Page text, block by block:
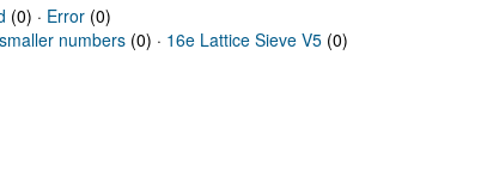
(0) · Error(0)
numbers (0) · 16e Lattice Sieve V5 (0)